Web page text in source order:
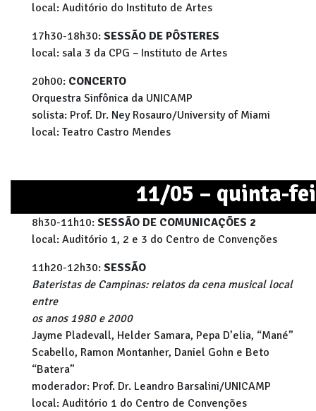
local: Auditório do Instituto de Artes
17h30-18h30: SESSÃO DE PÔSTERES
local: sala 3 da CPG – Instituto de Artes
20h00: CONCERTO
Orquestra Sinfônica da UNICAMP
solista: Prof. Dr. Ney Rosauro/University of Miami
local: Teatro Castro Mendes
11/05 – quinta-
8h30-11h10: SESSÃO DE COMUNICAÇÕES 2
local: Auditório 1, 2 e 3 do Centro de Convenções
11h20-12h30: SESSÃO
Bateristas de Campinas: relatos da cena musical local
entre
os anos 1980 e 2000
Jayme Pladevall, Helder Samara, Pepa D’elia, “Mané”
Scabello, Ramon Montanher, Daniel Gohn e Beto
“Batera”
moderador: Prof. Dr. Leandro Barsalini/UNICAMP
local: Auditório 1 do Centro de Convenções